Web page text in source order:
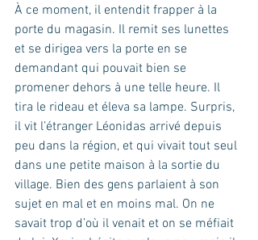
À ce moment, il entendit frapper à la
porte du magasin. Il remit ses lunettes
et se dirigea vers la porte en se
demandant qui pouvait bien se
promener dehors à une telle heure. Il
tira le rideau et éleva sa lampe. Surpris,
il vit l’étranger Léonidas arrivé depuis
peu dans la région, et qui vivait tout seul
dans une petite maison à la sortie du
village. Bien des gens parlaient à son
sujet en mal et en moins mal. On ne
savait trop d’où il venait et on se méfiait